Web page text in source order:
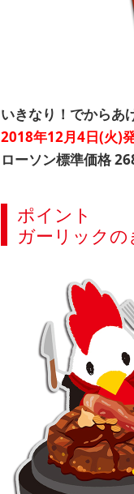
いきなり！でから
2018年12月4日(火)
ローソン標準価格
ポイント
ガーリック